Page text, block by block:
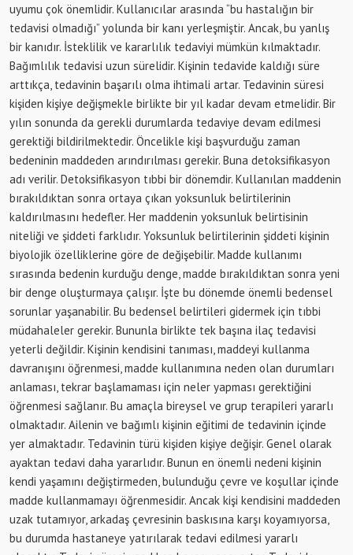
uyumu çok önemlidir. Kullanıcılar arasında “bu hastalığın bir
tedavisi olmadığı” yolunda bir kanı yerleşmiştir. Ancak, bu yanlış
bir kanıdır. İsteklilik ve kararlılık tedaviyi mümkün kılmaktadır.
Bağımlılık tedavisi uzun sürelidir. Kişinin tedavide kaldığı süre
arttıkça, tedavinin başarılı olma ihtimali artar. Tedavinin süresi
kişiden kişiye değişmekle birlikte bir yıl kadar devam etmelidir. Bir
yılın sonunda da gerekli durumlarda tedaviye devam edilmesi
gerektiği bildirilmektedir. Öncelikle kişi başvurduğu zaman
bedeninin maddeden arındırılması gerekir. Buna detoksifikasyon
adı verilir. Detoksifikasyon tıbbi bir dönemdir. Kullanılan maddenin
bırakıldıktan sonra ortaya çıkan yoksunluk belirtilerinin
kaldırılmasını hedefler. Her maddenin yoksunluk belirtisinin
niteliği ve şiddeti farklıdır. Yoksunluk belirtilerinin şiddeti kişinin
biyolojik özelliklerine göre de değişebilir. Madde kullanımı
sırasında bedenin kurduğu denge, madde bırakıldıktan sonra yeni
bir denge oluşturmaya çalışır. İşte bu dönemde önemli bedensel
sorunlar yaşanabilir. Bu bedensel belirtileri gidermek için tıbbi
müdahaleler gerekir. Bununla birlikte tek başına ilaç tedavisi
yeterli değildir. Kişinin kendisini tanıması, maddeyi kullanma
davranışını öğrenmesi, madde kullanımına neden olan durumları
anlaması, tekrar başlamaması için neler yapması gerektiğini
öğrenmesi sağlanır. Bu amaçla bireysel ve grup terapileri yararlı
olmaktadır. Ailenin ve bağımlı kişinin eğitimi de tedavinin içinde
yer almaktadır. Tedavinin türü kişiden kişiye değişir. Genel olarak
ayaktan tedavi daha yararlıdır. Bunun en önemli nedeni kişinin
kendi yaşamını değiştirmeden, bulunduğu çevre ve koşullar içinde
madde kullanmamayı öğrenmesidir. Ancak kişi kendisini maddeden
uzak tutamıyor, arkadaş çevresinin baskısına karşı koyamıyorsa,
bu durumda hastaneye yatırılarak tedavi edilmesi yararlı